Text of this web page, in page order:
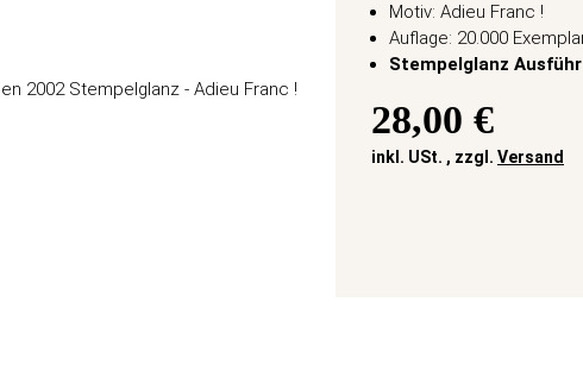
Motiv: Adieu Franc !
Auflage: 20.000
Stempelglanz
28,00 €
inkl. USt. , zzgl. Versand